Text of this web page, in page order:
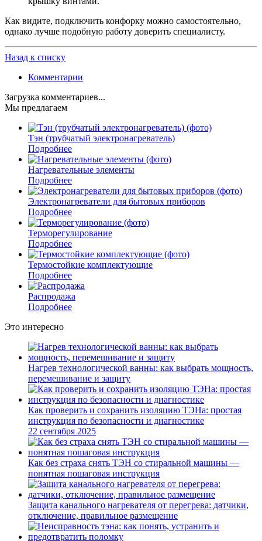
Как видите, подключить конфорку можно самостоятельно,
однако лучше подобную работу доверить специалисту.
Назад к списку
Комментарии
Загрузка комментариев...
Мы предлагаем
Тэн (трубчатый электронагреватель)
Подробнее
Нагревательные элементы
Подробнее
Электронагреватели для бытовых приборов
Подробнее
Терморегулирование
Подробнее
Термостойкие комплектующие
Подробнее
Распродажа
Подробнее
Это интересно
Нагрев технологической ванны: как выбрать мощность,
перемешивание и защиту
Как проверить и сохранить изоляцию ТЭНа: простая
инструкция по безопасности и диагностике
22 сентября 2025
Как без страха снять ТЭН со стиральной машины —
понятная пошаговая инструкция
Защита канального нагревателя от перегрева: датчики,
отключение, правильное размещение